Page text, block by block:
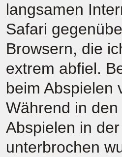
langsamen
Safari
Browsern, die
extrem abfiel.
beim Abspielen
Während in
Abspielen in
unterbrochen